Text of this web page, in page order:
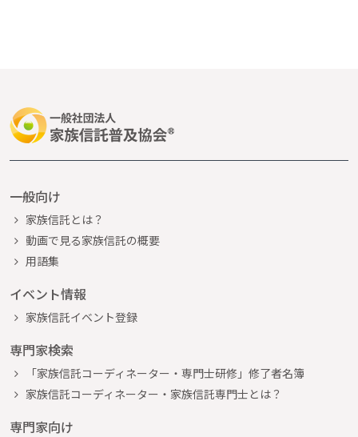
一般向け
家族信託とは？
動画で見る家族信託の概要
用語集
イベント情報
家族信託イベント登録
専門家検索
「家族信託コーディネーター・専門士研修」修了者名簿
家族信託コーディネーター・家族信託専門士とは？
専門家向け